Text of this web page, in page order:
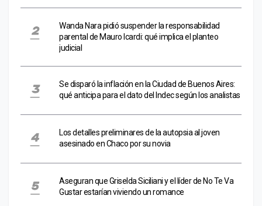
Wanda Nara pidió suspender la responsabilidad
parental de Mauro Icardi: qué implica el planteo
judicial
Se disparó la inflación en la Ciudad de Buenos Aires:
qué anticipa para el dato del Indec según los analistas
Los detalles preliminares de la autopsia al joven
asesinado en Chaco por su novia
Aseguran que Griselda Siciliani y el líder de No Te Va
Gustar estarían viviendo un romance